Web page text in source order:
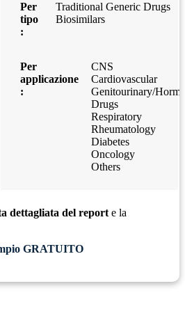
Per
tipo
:
Traditional Generic Drugs
Biosimilars
Per
applicazione
:
CNS
Cardiovascular
Genitourinary/
Drugs
Respiratory
Rheumatology
Diabetes
Oncology
Others
dettagliata del report e la
GRATUITO